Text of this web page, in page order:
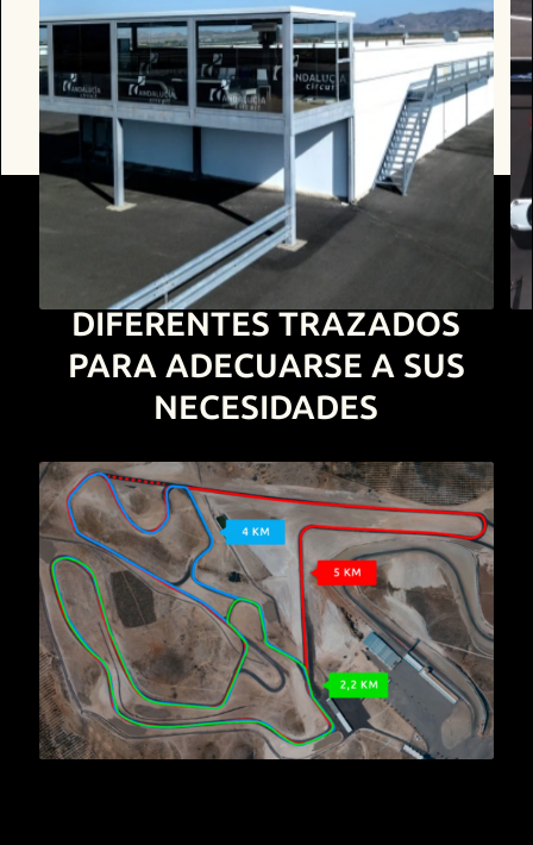
DIFERENTES TRAZADOS
PARA ADECUARSE A SUS
NECESIDADES